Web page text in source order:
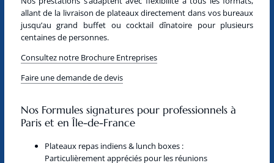
allant de la livraison de plateaux directement dans vos bureaux
jusqu’au grand buffet ou cocktail dînatoire pour plusieurs
centaines de personnes.
Consultez notre Brochure Entreprises
Faire une demande de devis
Nos Formules signatures pour professionnels à
Paris et en Île-de-France
Plateaux repas indiens & lunch boxes :
Particulièrement appréciés pour les réunions